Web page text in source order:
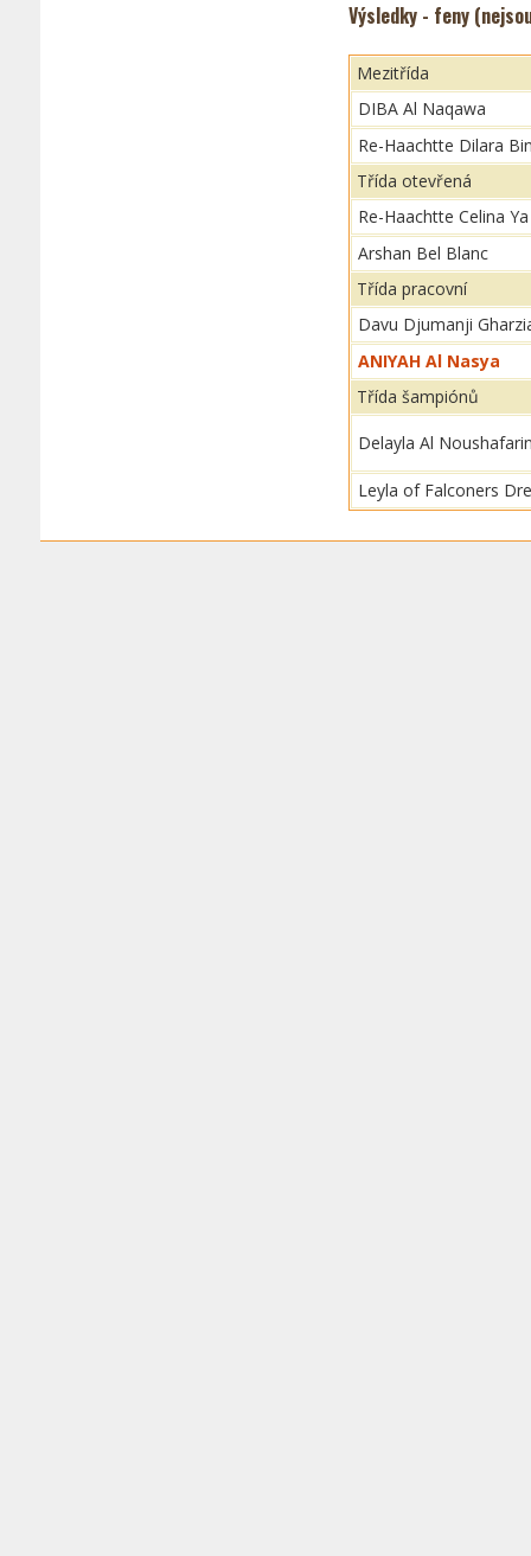
Výsledky - feny
Mezitřída
DIBA Al Naqawa
Re-Haachtte Dilara
Třída otevřená
Re-Haachtte Celina
Arshan Bel Blanc
Třída pracovní
Davu Djumanji
ANIYAH Al Nasya
Třída šampiónů
Delayla Al
Leyla of Falconers